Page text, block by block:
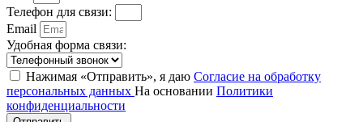
Телефон для связи:
Email
Удобная форма связи:
Нажимая «Отправить», я даю Согласие на обработку
персональных данных На основании Политики
конфиденциальности